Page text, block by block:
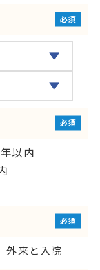
必須
必須
以内
必須
外来と入院